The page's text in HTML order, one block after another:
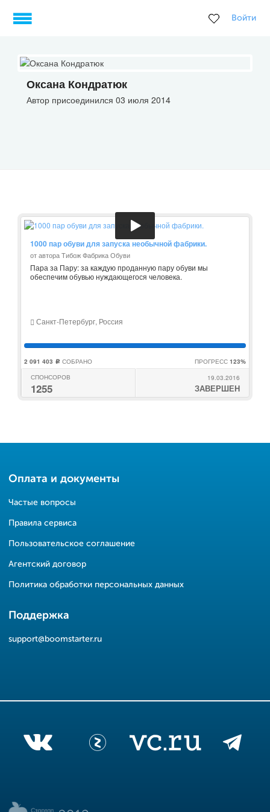
Войти
Оксана Кондратюк
Автор присоединился 03 июля 2014
1000 пар обуви для запуска необычной фабрики.
от автора Тибож Фабрика Обуви
Пара за Пару: за каждую проданную пару обуви мы
обеспечим обувью нуждающегося человека.
Санкт-Петербург, Россия
2 091 403 c СОБРАНО ПРОГРЕСС 123%
СПОНСОРОВ
1255
19.03.2016
ЗАВЕРШЕН
Оплата и документы
Частые вопросы
Правила сервиса
Пользовательское соглашение
Агентский договор
Политика обработки персональных данных
Поддержка
support@boomstarter.ru